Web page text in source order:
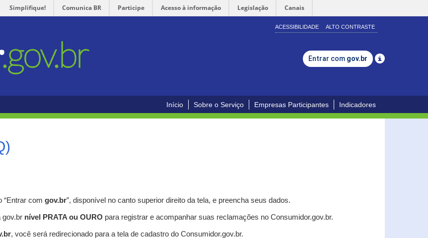
Simplifique! Comunica BR Participe Acesso à informação Legislação Canais
ACESSIBILIDADE ALTO CONTRASTE
Entrar com gov.br
Início Sobre o Serviço Empresas Participantes Indicadores
“Entrar com gov.br”, disponível no canto superior direito da tela, e preencha seus dados.
gov.br nível PRATA ou OURO para registrar e acompanhar suas reclamações no Consumidor.gov.br.
, você será redirecionado para a tela de cadastro do Consumidor.gov.br.